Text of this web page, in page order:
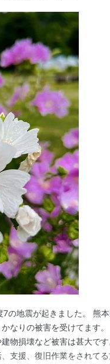
の地震が起きました。 熊
なりの被害を受けてます
物損壊など被害は甚大で
支援、復旧作業をされてる